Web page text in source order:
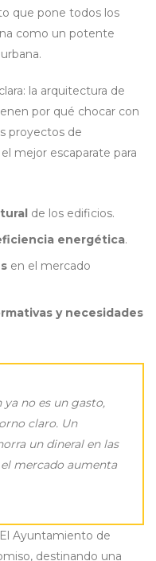
que pone todos los
como un potente
la arquitectura de
por qué chocar con
proyectos de
mejor escaparate para
de los edificios.
energética.
en el mercado
y necesidades
no es un gasto,
claro. Un
un dineral en las
mercado aumenta
Ayuntamiento de
destinando una